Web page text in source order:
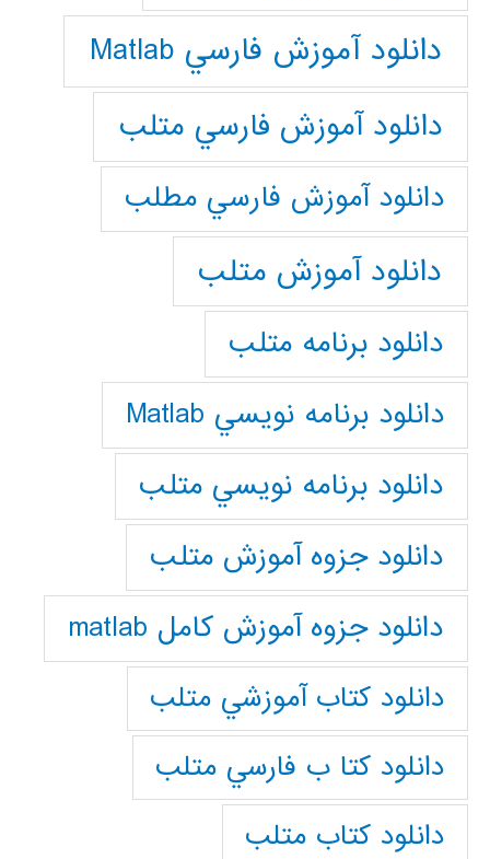
دانلود آموزش فارسي Matlab
دانلود آموزش فارسي متلب
دانلود آموزش فارسي مطلب
دانلود آموزش متلب
دانلود برنامه متلب
دانلود برنامه نويسي Matlab
دانلود برنامه نويسي متلب
دانلود جزوه آموزش متلب
دانلود جزوه آموزش کامل matlab
دانلود كتاب آموزشي متلب
دانلود كتا ب فارسي متلب
دانلود كتاب متلب